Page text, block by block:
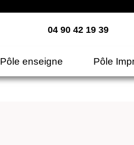
04 90 42 19 39
Pôle enseigne Pôle